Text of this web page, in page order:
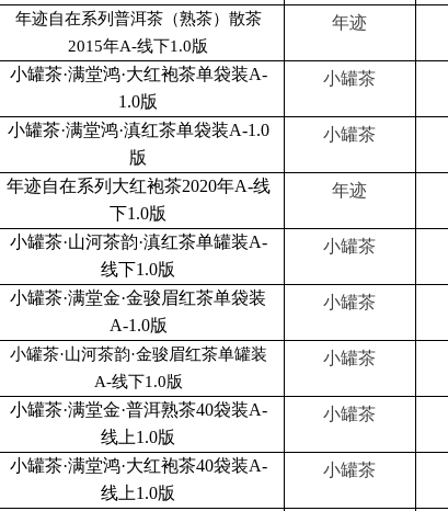
年迹自在系列普洱茶（熟茶）散茶
2015年A-线下1.0版
年迹
小罐茶·满堂鸿·大红袍茶单袋装A-
1.0版
小罐茶
小罐茶·满堂鸿·滇红茶单袋装A-1.0
版
小罐茶
年迹自在系列大红袍茶2020年A-线
下1.0版
年迹
小罐茶·山河茶韵·滇红茶单罐装A-
线下1.0版
小罐茶
小罐茶·满堂金·金骏眉红茶单袋装
A-1.0版
小罐茶
小罐茶·山河茶韵·金骏眉红茶单罐装
A-线下1.0版
小罐茶
小罐茶·满堂金·普洱熟茶40袋装A-
线上1.0版
小罐茶
小罐茶·满堂鸿·大红袍茶40袋装A-
线上1.0版
小罐茶